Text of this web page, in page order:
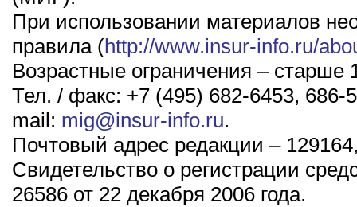
При использовании материалов
правила (http://www.insur-info.ru/
Возрастные ограничения – старше
Тел. / факс: +7 (495) 682-6453, 686-
mail: mig@insur-info.ru.
Почтовый адрес редакции –
Свидетельство о регистрации
26586 от 22 декабря 2006 года.